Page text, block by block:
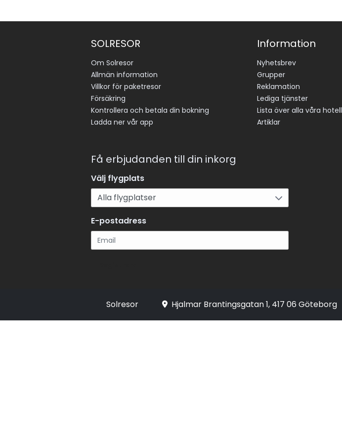
finns det parkeringsmöjligheter och en biluthyrning på
ingår i resans pris. Skatten beräknas beroende på
vistelsens längd och hotellkategori
SOLRESOR
Om Solresor
Allmän information
Villkor för paketresor
Försäkring
Kontrollera och betala din bokning
Ladda ner vår app
Information
Nyhetsbrev
Grupper
Reklamation
Lediga tjänster
Lista över alla våra hotell
Artiklar
Få erbjudanden till din inkorg
Välj flygplats
E-postadress
Solresor Hjalmar Brantingsgatan 1, 417 06 Göteborg